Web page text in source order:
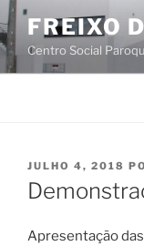
Saltar
para
o
conteúdo
FREIXO
Centro Social
PUBLICADO
EM
JULHO 4, 2018
Apresentação